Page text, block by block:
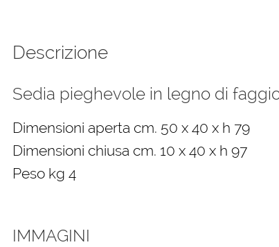
Descrizione
Sedia pieghevole in legno di
Dimensioni aperta cm. 50 x 40 x h 79
Dimensioni chiusa cm. 10 x 40 x h 97
Peso kg 4
IMMAGINI